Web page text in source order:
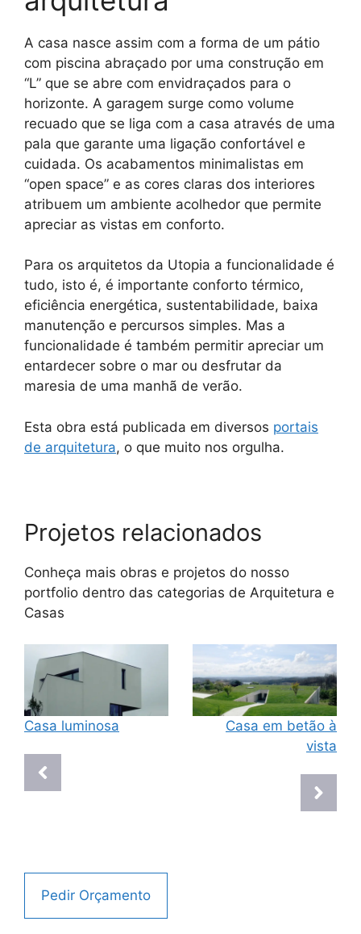
A casa nasce assim com a forma de um pátio
com piscina abraçado por uma construção em
“L” que se abre com envidraçados para o
horizonte. A garagem surge como volume
recuado que se liga com a casa através de uma
pala que garante uma ligação confortável e
cuidada. Os acabamentos minimalistas em
“open space” e as cores claras dos interiores
atribuem um ambiente acolhedor que permite
apreciar as vistas em conforto.
Para os arquitetos da Utopia a funcionalidade é
tudo, isto é, é importante conforto térmico,
eficiência energética, sustentabilidade, baixa
manutenção e percursos simples. Mas a
funcionalidade é também permitir apreciar um
entardecer sobre o mar ou desfrutar da
maresia de uma manhã de verão.
Esta obra está publicada em diversos portais
de arquitetura, o que muito nos orgulha.
Projetos relacionados
Conheça mais obras e projetos do nosso
portfolio dentro das categorias de Arquitetura e
Casas
Casa luminosa
Casa em betão à
vista
Pedir Orçamento